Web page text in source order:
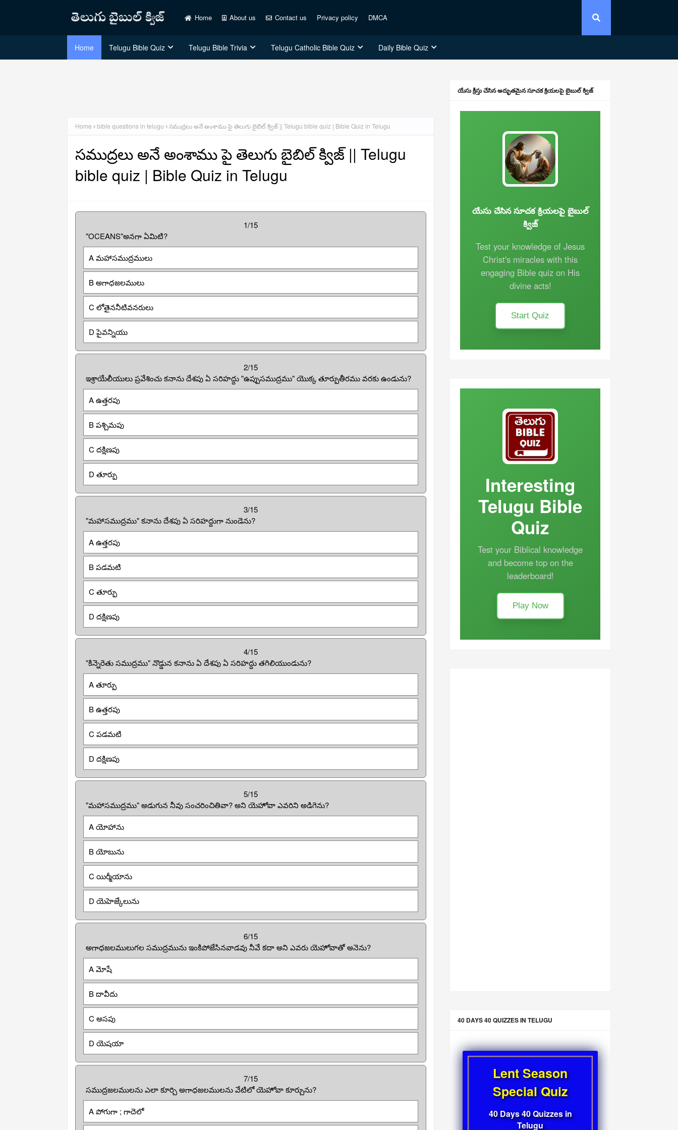
Home About us Contact us Privacy policy DMCA
Home Telugu Bible Quiz Telugu Bible Trivia Telugu Catholic Bible Quiz Daily Bible Quiz
Home bible questions in telugu సముద్రలు అనే అంశాము పై తెలుగు బైబిల్ క్విజ్ || Telugu bible quiz | Bible Quiz in Telugu
సముద్రలు అనే అంశాము పై తెలుగు బైబిల్ క్విజ్ || Telugu
bible quiz | Bible Quiz in Telugu
1/15
"OCEANS"అనగా ఏమిటి?
A మహాసముద్రములు
B అగాధజలములు
C లోతైననీటివనరులు
D పైవన్నియు
2/15
ఇశ్రాయేలీయులు ప్రవేశించు కనాను దేశపు ఏ సరిహద్దు "ఉప్పుసముద్రము" యొక్క తూర్పుతీరము వరకు ఉండును?
A ఉత్తరపు
B పశ్చిమపు
C దక్షిణపు
D తూర్పు
3/15
"మహాసముద్రము" కనాను దేశపు ఏ సరిహద్దుగా నుండెను?
A ఉత్తరపు
B పడమటి
C తూర్పు
D దక్షిణపు
4/15
"కిన్నెరెతు సముద్రము" నొడ్డున కనాను ఏ దేశపు ఏ సరిహద్దు తగిలియుండును?
A తూర్పు
B ఉత్తరపు
C పడమటి
D దక్షిణపు
5/15
"మహాసముద్రము" అడుగున నీవు సంచరించితివా? అని యెహోవా ఎవరిని అడిగెను?
A యోహాను
B యోబును
C యిర్మీయాను
D యెహెజ్కేలును
6/15
అగాధజలములుగల సముద్రమును ఇంకిపోజేసినవాడవు నీవే కదా అని ఎవరు యెహోవాతో అనెను?
A మోషే
B దావీదు
C అసపు
D యెషయా
7/15
సముద్రజలములను ఎలా కూర్చి అగాధజలములను వేటిలో యెహోవా కూర్చును?
A పోగుగా ; గాదెలో
యేసు క్రీస్తు చేసిన అద్భుతమైన సూచక క్రియలపై బైబుల్ క్విజ్
యేసు చేసిన సూచక క్రియలపై బైబుల్
క్విజ్
Test your knowledge of Jesus
Christ's miracles with this
engaging Bible quiz on His
divine acts!
Start Quiz
Interesting
Telugu Bible
Quiz
Test your Biblical knowledge
and become top on the
leaderboard!
Play Now
40 DAYS 40 QUIZZES IN TELUGU
Lent Season
Special Quiz
40 Days 40 Quizzes in
Telugu